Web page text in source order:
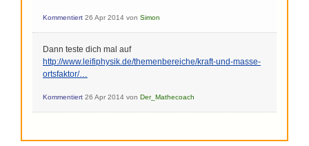
Kommentiert 26 Apr 2014 von Simon
Dann teste dich mal auf
http://www.leifiphysik.de/themenbereiche/kraft-und-masse-
ortsfaktor/…
Kommentiert 26 Apr 2014 von Der_Mathecoach